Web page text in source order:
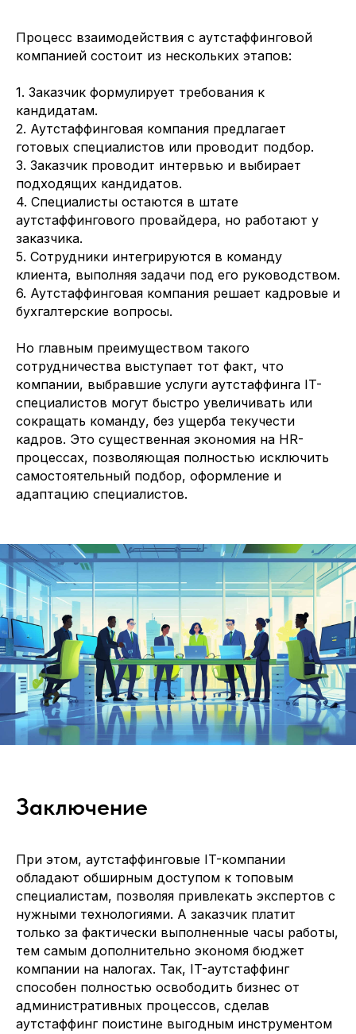
Процесс взаимодействия с аутстаффинговой
компанией состоит из нескольких этапов:
1. Заказчик формулирует требования к
кандидатам.
2. Аутстаффинговая компания предлагает
готовых специалистов или проводит подбор.
3. Заказчик проводит интервью и выбирает
подходящих кандидатов.
4. Специалисты остаются в штате
аутстаффингового провайдера, но работают у
заказчика.
5. Сотрудники интегрируются в команду
клиента, выполняя задачи под его руководством.
6. Аутстаффинговая компания решает кадровые и
бухгалтерские вопросы.
Но главным преимуществом такого
сотрудничества выступает тот факт, что
компании, выбравшие услуги аутстаффинга IT-
специалистов могут быстро увеличивать или
сокращать команду, без ущерба текучести
кадров. Это существенная экономия на HR-
процессах, позволяющая полностью исключить
самостоятельный подбор, оформление и
адаптацию специалистов.
Заключение
При этом, аутстаффинговые IT-компании
обладают обширным доступом к топовым
специалистам, позволяя привлекать экспертов с
нужными технологиями. А заказчик платит
только за фактически выполненные часы работы,
тем самым дополнительно экономя бюджет
компании на налогах. Так, IT-аутстаффинг
способен полностью освободить бизнес от
административных процессов, сделав
аутстаффинг поистине выгодным инструментом
Ваше имя
Компания
Отправить заявку
Заполняя данную форму, вы даете
Согласие на обработку Персональных
данныхи соглашаетесь сПолитикой в
отношении обработки персональных
данных
Давайтеусилим вашу
командуопытными IT-
специалистами
Расскажите кто вам требуется и мы
направим наших кандидатов в течение
24 часов